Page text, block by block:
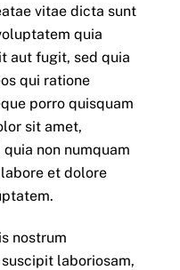
vitae dicta sunt
quia
aut fugit, sed quia
qui ratione
porro quisquam
sit amet,
non numquam
et dolore
nostrum
laboriosam,